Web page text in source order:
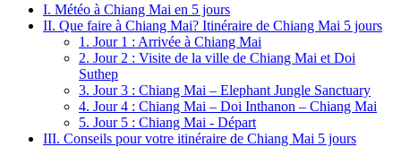
I. Météo à Chiang Mai en 5 jours
II. Que faire à Chiang Mai? Itinéraire de Chiang Mai 5 jours
1. Jour 1 : Arrivée à Chiang Mai
2. Jour 2 : Visite de la ville de Chiang Mai et Doi
Suthep
3. Jour 3 : Chiang Mai – Elephant Jungle Sanctuary
4. Jour 4 : Chiang Mai – Doi Inthanon – Chiang Mai
5. Jour 5 : Chiang Mai - Départ
III. Conseils pour votre itinéraire de Chiang Mai 5 jours